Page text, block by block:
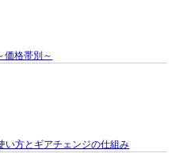
価格帯別～
い方とギアチェンジの仕組み